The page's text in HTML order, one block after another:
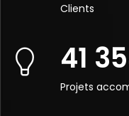
Clients
41
Projets